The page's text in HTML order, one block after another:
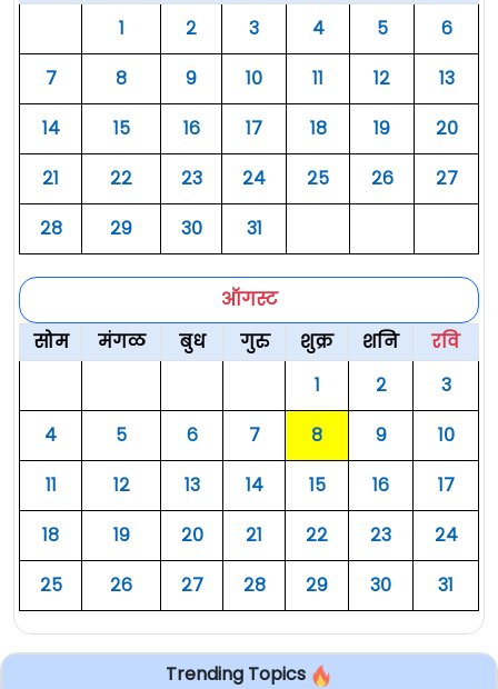
१
२ ३ ४ ५
६
७
८ ९ १० ११ १२
१३
१४
१५ १६ १७ १८ १९
२०
२१
२२ २३ २४ २५ २६
२७
२८
२९ ३० ३१
ऑगस्ट
सोम
मंगळ बुध गुरु शुक्र शनि
रवि
१
२
३
४
५ ६ ७ ८ ९
१०
११
१२ १३ १४ १५ १६
१७
१८
१९ २० २१ २२ २३
२४
२५
२६ २७ २८ २९ ३० ३१
Trending Topics